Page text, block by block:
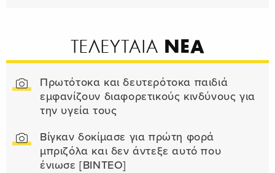
ΤΕΛΕΥΤΑΙΑ ΝΕΑ
Πρωτότοκα και δευτερότοκα παιδιά
εμφανίζουν διαφορετικούς κινδύνους για
την υγεία τους
Βίγκαν δοκίμασε για πρώτη φορά
μπριζόλα και δεν άντεξε αυτό που
ένιωσε [ΒΙΝΤΕΟ]